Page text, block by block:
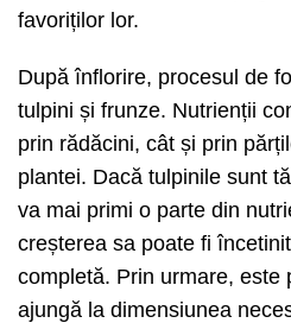
favoriților lor.
După înflorire, procesul de
tulpini și frunze. Nutrienții
prin rădăcini, cât și prin
plantei. Dacă tulpinile sunt
va mai primi o parte din
creșterea sa poate fi
completă. Prin urmare, este
ajungă la dimensiunea